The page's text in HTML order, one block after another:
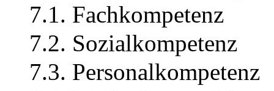
7.1. Fachkompetenz
7.2. Sozialkompetenz
7.3. Personalkompetenz